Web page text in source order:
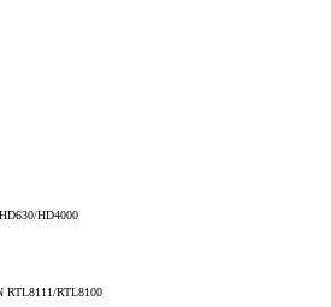
HD4000
RTL8111/RTL8100